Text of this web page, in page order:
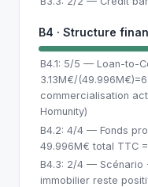
B4 · Structure
B4.1: 5/5 — Loan-to-
3.13M€/
commercialisation
Homunity)
B4.2: 4/4 — Fonds
49.996M€ total TTC
B4.3: 2/4 — Scénario
immobilier reste